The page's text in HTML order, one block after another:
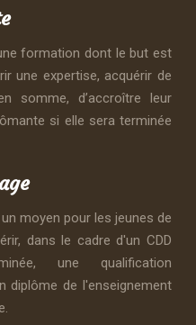
formation dont le but est
une expertise, acquérir de
somme, d’accroître leur
si elle sera terminée
moyen pour les jeunes de
dans le cadre d'un CDD
une qualification
diplôme de l'enseignement